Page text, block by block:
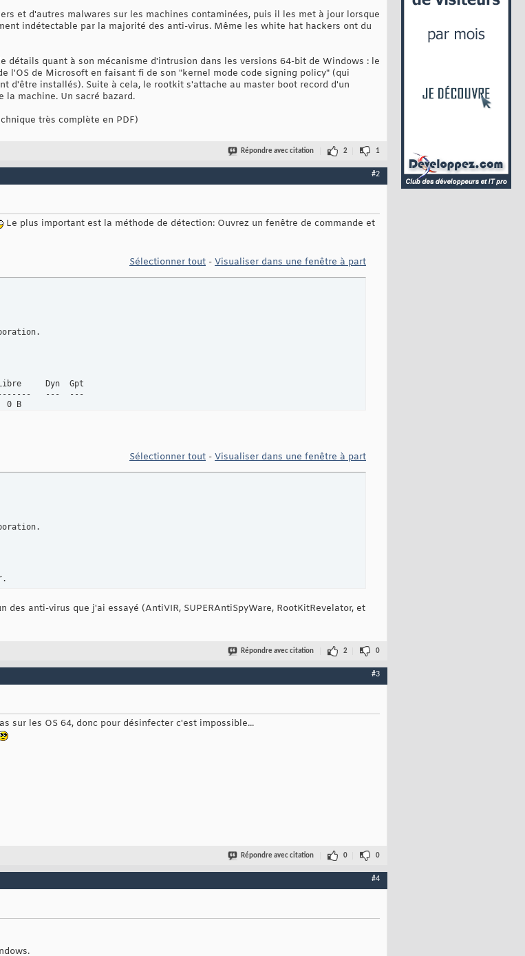
et d'autres malwares sur les machines contaminées, puis il les met à jour lorsque
indétectable par la majorité des anti-virus. Même les white hat hackers ont du
détails quant à son mécanisme d'intrusion dans les versions 64-bit de Windows : le
l'OS de Microsoft en faisant fi de son "kernel mode code signing policy" (qui
d'être installés). Suite à cela, le rootkit s'attache au master boot record d'un
la machine. Un sacré bazard.
très complète en PDF)
Répondre avec citation 2 1
#2
Le plus important est la méthode de détection: Ouvrez un fenêtre de commande et
Sélectionner tout - Visualiser dans une fenêtre à part
Dyn  Gpt
---  ---
0 B
Sélectionner tout - Visualiser dans une fenêtre à part
anti-virus que j'ai essayé (AntiVIR, SUPERAntiSpyWare, RootKitRevelator, et
Répondre avec citation 2 0
#3
sur les OS 64, donc pour désinfecter c'est impossible...
Répondre avec citation 0 0
#4